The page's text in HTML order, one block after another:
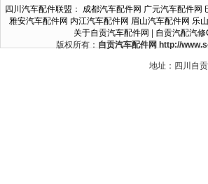
四川汽车配件联盟 ： 成都汽车配件网 广元汽车配件网
雅安汽车配件网 内江汽车配件网 眉山汽车配件网 乐
关于自贡汽车配件网
自贡汽配汽修
版权所有： 自贡汽车配件网 http://
地址：四川自